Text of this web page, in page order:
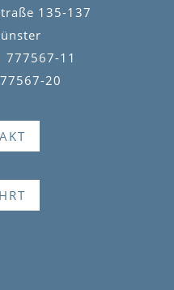
135-137
777567-11
20